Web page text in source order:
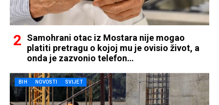
Samohrani otac iz Mostara nije mogao
platiti pretragu o kojoj mu je ovisio život, a
onda je zazvonio telefon…
BIH NOVOSTI SVIJET